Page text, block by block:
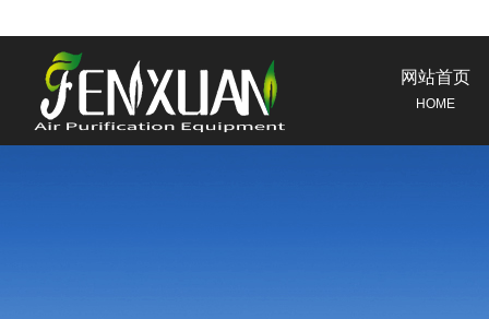
网站首页
HOME